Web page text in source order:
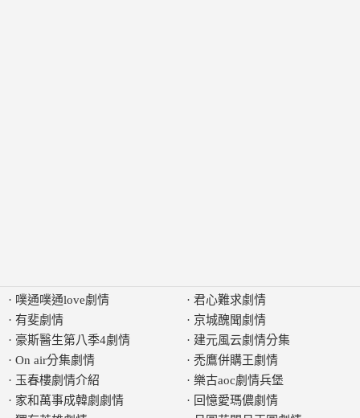
· 噗通噗通love劇情
· 有斐劇情
· 豪斯醫生第八季4劇情
· On air分集劇情
· 玉春樓劇情介紹
· 家和萬事成韓劇劇情
· 君心難求劇情
· 京城醜聞劇情
· 建元風云劇情分集
· 禿鷹併購王劇情
· 樂古aoc劇情兵堡
· 回憶愛瑪儂劇情